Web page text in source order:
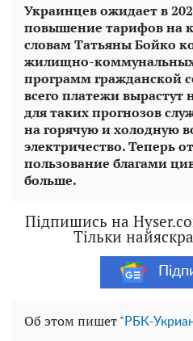
Украинцев ожидает в
повышение тарифов на
словам Татьяны Бойко
жилищно-коммунальных
программ гражданской
всего платежи вырастут
для таких прогнозов
на горячую и холодную
электричество. Теперь
пользование благами
больше.
Підпишись на
Тільки
Об этом пишет " РБК-